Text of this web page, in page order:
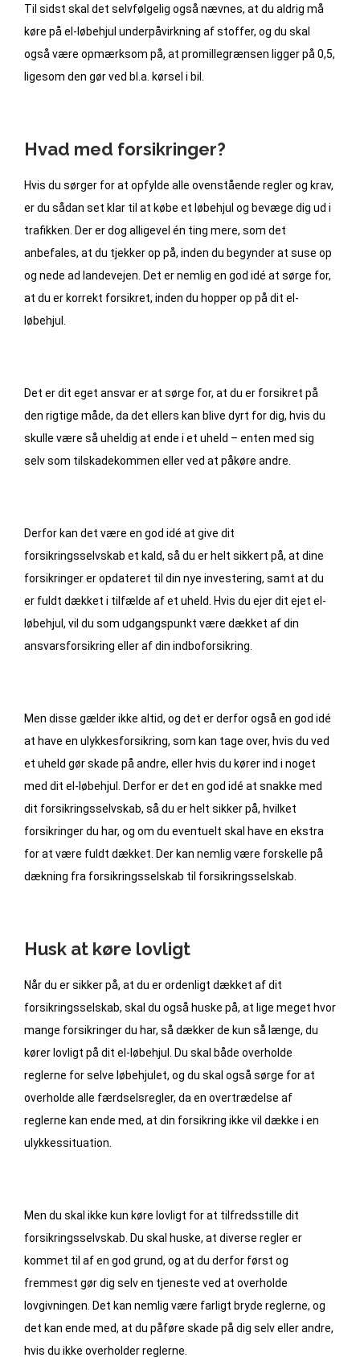
Til sidst skal det selvfølgelig også nævnes, at du aldrig må
køre på el-løbehjul underpåvirkning af stoffer, og du skal
også være opmærksom på, at promillegrænsen ligger på 0,5,
ligesom den gør ved bl.a. kørsel i bil.
Hvad med forsikringer?
Hvis du sørger for at opfylde alle ovenstående regler og krav,
er du sådan set klar til at købe et løbehjul og bevæge dig ud i
trafikken. Der er dog alligevel én ting mere, som det
anbefales, at du tjekker op på, inden du begynder at suse op
og nede ad landevejen. Det er nemlig en god idé at sørge for,
at du er korrekt forsikret, inden du hopper op på dit el-
løbehjul.
Det er dit eget ansvar er at sørge for, at du er forsikret på
den rigtige måde, da det ellers kan blive dyrt for dig, hvis du
skulle være så uheldig at ende i et uheld – enten med sig
selv som tilskadekommen eller ved at påkøre andre.
Derfor kan det være en god idé at give dit
forsikringsselvskab et kald, så du er helt sikkert på, at dine
forsikringer er opdateret til din nye investering, samt at du
er fuldt dækket i tilfælde af et uheld. Hvis du ejer dit ejet el-
løbehjul, vil du som udgangspunkt være dækket af din
ansvarsforsikring eller af din indboforsikring.
Men disse gælder ikke altid, og det er derfor også en god idé
at have en ulykkesforsikring, som kan tage over, hvis du ved
et uheld gør skade på andre, eller hvis du kører ind i noget
med dit el-løbehjul. Derfor er det en god idé at snakke med
dit forsikringsselvskab, så du er helt sikker på, hvilket
forsikringer du har, og om du eventuelt skal have en ekstra
for at være fuldt dækket. Der kan nemlig være forskelle på
dækning fra forsikringsselskab til forsikringsselskab.
Husk at køre lovligt
Når du er sikker på, at du er ordenligt dækket af dit
forsikringsselskab, skal du også huske på, at lige meget hvor
mange forsikringer du har, så dækker de kun så længe, du
kører lovligt på dit el-løbehjul. Du skal både overholde
reglerne for selve løbehjulet, og du skal også sørge for at
overholde alle færdselsregler, da en overtrædelse af
reglerne kan ende med, at din forsikring ikke vil dække i en
ulykkessituation.
Men du skal ikke kun køre lovligt for at tilfredsstille dit
forsikringsselvskab. Du skal huske, at diverse regler er
kommet til af en god grund, og at du derfor først og
fremmest gør dig selv en tjeneste ved at overholde
lovgivningen. Det kan nemlig være farligt bryde reglerne, og
det kan ende med, at du påføre skade på dig selv eller andre,
hvis du ikke overholder reglerne.